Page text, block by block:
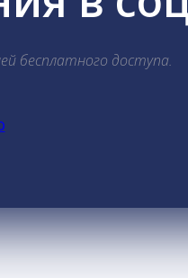
бесплатного доступа.